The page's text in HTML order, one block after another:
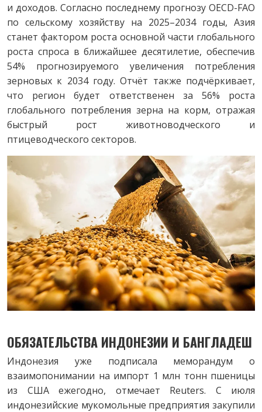
и доходов. Согласно последнему прогнозу OECD-FAO
по сельскому хозяйству на 2025–2034 годы, Азия
станет фактором роста основной части глобального
роста спроса в ближайшее десятилетие, обеспечив
54% прогнозируемого увеличения потребления
зерновых к 2034 году. Отчёт также подчёркивает,
что регион будет ответственен за 56% роста
глобального потребления зерна на корм, отражая
быстрый рост животноводческого и
птицеводческого секторов.
ОБЯЗАТЕЛЬСТВА ИНДОНЕЗИИ И БАНГЛАДЕШ
Индонезия уже подписала меморандум о
взаимопонимании на импорт 1 млн тонн пшеницы
из США ежегодно, отмечает Reuters. С июля
индонезийские мукомольные предприятия закупили